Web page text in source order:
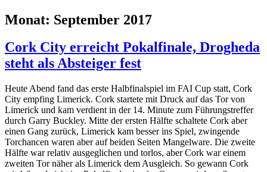
Monat: September 2017
Cork City erreicht Pokalfinale, Drogheda
steht als Absteiger fest
Heute Abend fand das erste Halbfinalspiel im FAI Cup statt, Cork
City empfing Limerick. Cork startete mit Druck auf das Tor von
Limerick und kam verdient in der 14. Minute zum Führungstreffer
durch Garry Buckley. Mitte der ersten Hälfte schaltete Cork aber
einen Gang zurück, Limerick kam besser ins Spiel, zwingende
Torchancen waren aber auf beiden Seiten Mangelware. Die zweite
Hälfte war relativ ausgeglichen und torlos, aber Cork war einem
zweiten Tor näher als Limerick dem Ausgleich. So gewann Cork